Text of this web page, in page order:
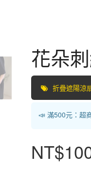
花朵
折疊遮陽涼
📣 滿500元：超